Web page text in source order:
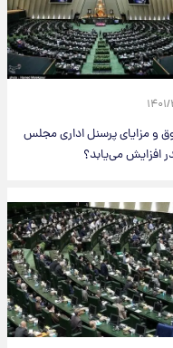
۲/۲۱
و مزایای پرسنل اداری مجلس
افزایش می‌یابد؟